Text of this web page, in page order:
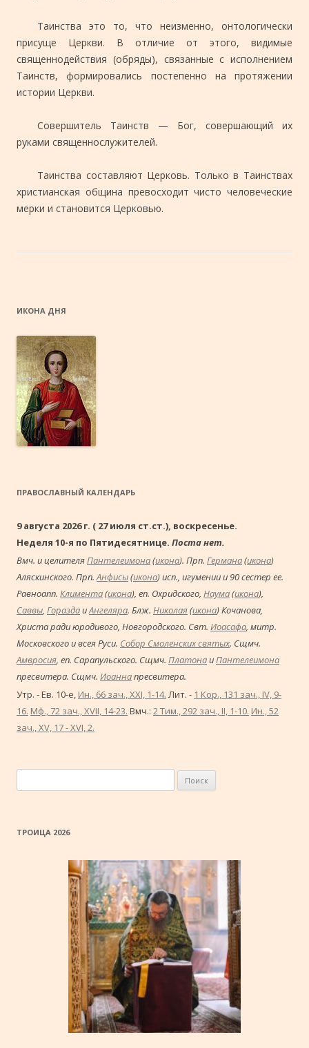
Таинства это то, что неизменно, онтологически
присуще Церкви. В отличие от этого, видимые
священнодействия (обряды), связанные с исполнением
Таинств, формировались постепенно на протяжении
истории Церкви.
Совершитель Таинств — Бог, совершающий их
руками священнослужителей.
Таинства составляют Церковь. Только в Таинствах
христианская община превосходит чисто человеческие
мерки и становится Церковью.
ИКОНА ДНЯ
ПРАВОСЛАВНЫЙ КАЛЕНДАРЬ
9 августа 2026 г. ( 27 июля ст.ст.), воскресенье.
Неделя 10-я по Пятидесятнице. Поста нет.
Вмч. и целителяПантелеимона(икона). Прп. Германа(икона)
Аляскинского. Прп.Анфисы(икона) исп., игумении и 90 сестер ее.
Равноапп. Климента(икона), еп. Охридского, Наума(икона),
Саввы, ГораздаиАнгеляра. Блж. Николая(икона) Кочанова,
Христа ради юродивого, Новгородского. Свт. Иоасафа, митр.
Московского и всея Руси. Собор Смоленских святых. Сщмч.
Амвросия, еп. Сарапульского. Сщмч. ПлатонаиПантелеимона
пресвитера. Сщмч. Иоаннапресвитера.
Утр. - Ев. 10-е, Ин., 66 зач., XXI, 1-14. Лит. - 1 Кор., 131 зач., IV, 9-
16. Мф., 72 зач., XVII, 14-23. Вмч.: 2 Тим., 292 зач., II, 1-10. Ин., 52
зач., XV, 17 - XVI, 2.
ТРОИЦА 2026